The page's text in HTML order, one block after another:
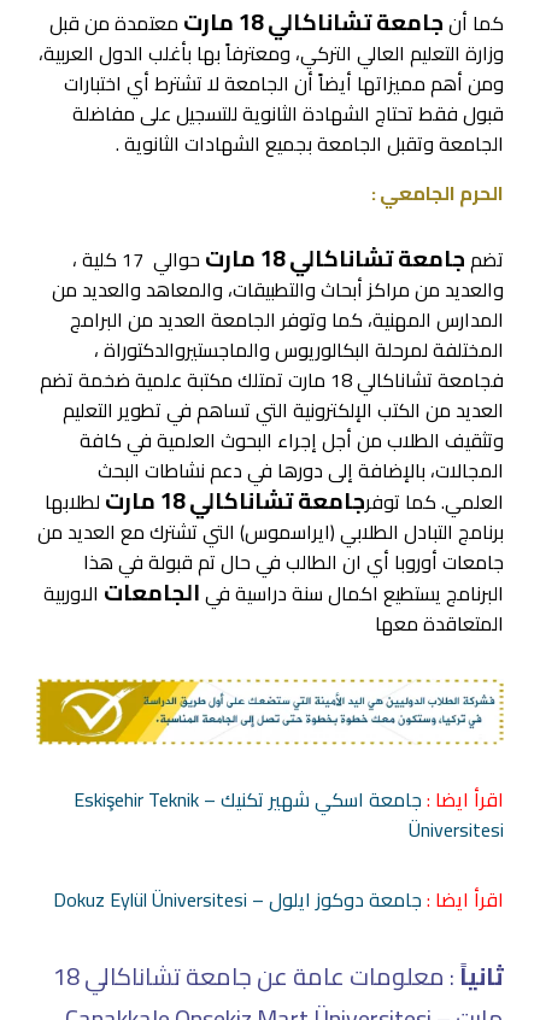
كما أنجامعة تشاناكالي 18 مارت
معتمدة من قبل
وزارة التعليم العالي التركي، ومعترفاً بها بأغلب الدول العربية،
ومن أهم مميزاتها أيضاً أن الجامعة لا تشترط أي اختبارات
قبول فقط تحتاج الشهادة الثانوية للتسجيل على مفاضلة
الجامعة وتقبل الجامعة بجميع الشهادات الثانوية .
الحرم الجامعي :
تضمجامعة تشاناكالي 18 مارت
حوالي 17 كلية ،
والعديد من مراكز أبحاث والتطبيقات، والمعاهد والعديد من
المدارس المهنية، كما وتوفر الجامعة العديد من البرامج
المختلفة لمرحلة البكالوريوس والماجستيروالدكتوراة ،
فجامعة تشاناكالي 18 مارت تمتلك مكتبة علمية ضخمة تضم
العديد من الكتب الإلكترونية التي تساهم في تطوير التعليم
وتثقيف الطلاب من أجل إجراء البحوث العلمية في كافة
المجالات، بالإضافة إلى دورها في دعم نشاطات البحث
العلمي. كما توفرجامعة تشاناكالي 18 مارت
لطلابها
برنامج التبادل الطلابي (ايراسموس) التي تشترك مع العديد من
جامعات أوروبا أي ان الطالب في حال تم قبولة في هذا
البرنامج يستطيع اكمال سنة دراسية فيالجامعات الاوربية
المتعاقدة معها
اقرأ ايضا :
جامعة اسكي شهير تكنيك – Eskişehir Teknik
Üniversitesi
اقرأ ايضا :جامعة دوكوز ايلول – Dokuz Eylül Üniversitesi
ثانياً
: معلومات عامة عن جامعة تشاناكالي 18